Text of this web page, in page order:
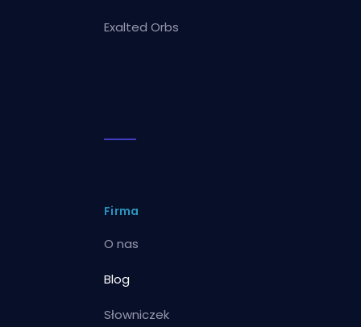
Exalted Orbs
Firma
O nas
Blog
Słowniczek